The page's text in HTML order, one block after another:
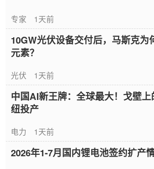
专家 1天前
10GW光伏设备交付后，马斯克为
元素？
光伏 1天前
中国AI新王牌：全球最大！戈壁
纽投产
电力 1天前
2026年1-7月国内锂电池签约扩产